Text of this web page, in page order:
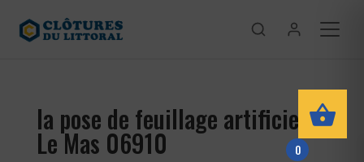
la pose de feuillage artificiel
Le Mas 06910 0